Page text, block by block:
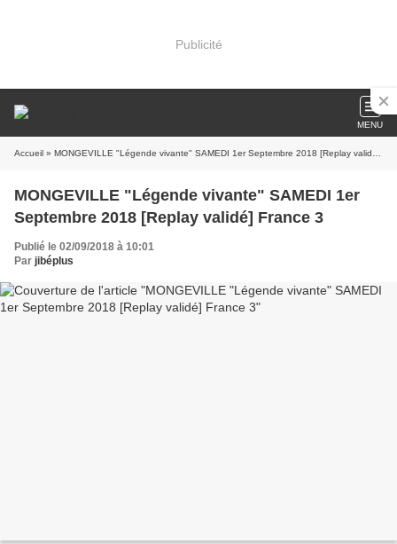
Publicité
MENU
Accueil » MONGEVILLE "Légende vivante" SAMEDI 1er Septembre 2018 [Replay validé] France 3
MONGEVILLE "Légende vivante" SAMEDI 1er
Septembre 2018 [Replay validé] France 3
Publié le 02/09/2018 à 10:01
Par jibéplus